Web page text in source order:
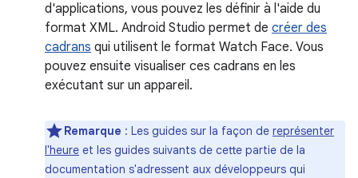
d'applications, vous pouvez les définir à l'aide du
format XML. Android Studio permet de créer des
cadrans qui utilisent le format Watch Face. Vous
pouvez ensuite visualiser ces cadrans en les
exécutant sur un appareil.
Remarque : Les guides sur la façon de représenter
l'heure et les guides suivants de cette partie de la
documentation s'adressent aux développeurs qui